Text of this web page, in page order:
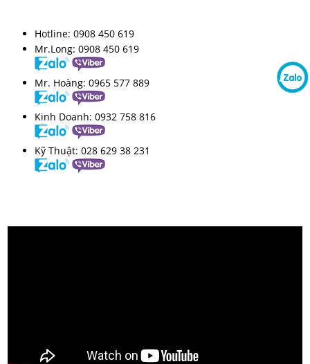
Hotline: 0908 450 619
Mr.Long: 0908 450 619
Mr. Hoàng: 0965 577 889
Kinh Doanh: 0932 758 816
Kỹ Thuật: 028 629 38 231